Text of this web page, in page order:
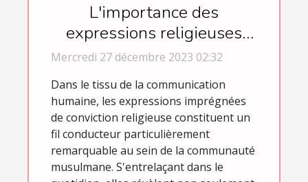
L'importance des
expressions religieuses
dans la communication
quotidienne des
musulmans
Mercredi 27 décembre 2023 02:32
Dans le tissu de la communication
humaine, les expressions imprégnées
de conviction religieuse constituent un
fil conducteur particulièrement
remarquable au sein de la communauté
musulmane. S'entrelaçant dans le